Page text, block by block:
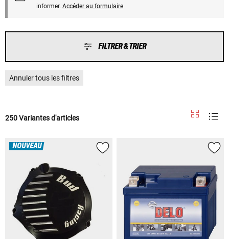
informer. Accéder au formulaire
FILTRER & TRIER
Annuler tous les filtres
250 Variantes d'articles
NOUVEAU